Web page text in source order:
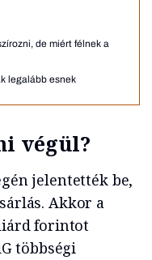
de miért félnek a
legalább esnek
végül?
jelentették be,
Akkor a
forintot
többségi